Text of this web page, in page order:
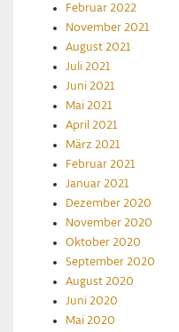
Februar 2022
November 2021
August 2021
Juli 2021
Juni 2021
Mai 2021
April 2021
März 2021
Februar 2021
Januar 2021
Dezember 2020
November 2020
Oktober 2020
September 2020
August 2020
Juni 2020
Mai 2020